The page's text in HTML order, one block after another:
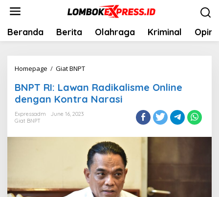
Skip
content
Beranda Berita Olahraga Kriminal Opini
Homepage / Giat BNPTBNPT
Lawan
Radikalisme
Kontra
Narasi
BNPT RI: Lawan Radikalisme Online
dengan Kontra Narasi
Expressadm
June 16, 2023
Giat BNPT